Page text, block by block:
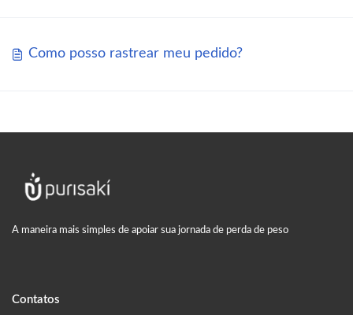
Como posso rastrear meu pedido?
A maneira mais simples de apoiar sua jornada de perda de peso
Contatos